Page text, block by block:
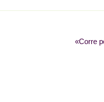
«Corre